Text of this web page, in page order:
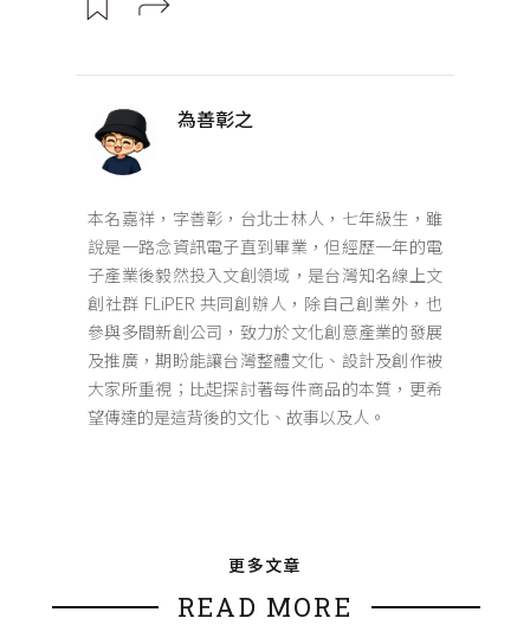
為善彰之
本名嘉祥，字善彰，台北士林人，七年級生，雖
說是一路念資訊電子直到畢業，但經歷一年的電
子產業後毅然投入文創領域，是台灣知名線上文
創社群 FLiPER 共同創辦人，除自己創業外，也
參與多間新創公司，致力於文化創意產業的發展
及推廣，期盼能讓台灣整體文化、設計及創作被
大家所重視；比起探討著每件商品的本質，更希
望傳達的是這背後的文化、故事以及人。
更多文章
READ MORE